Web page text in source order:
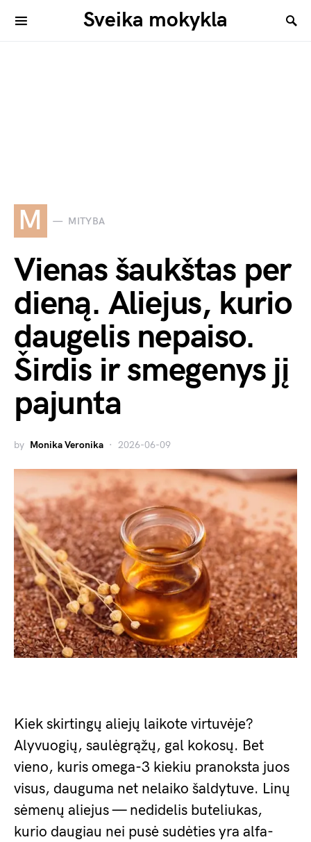
Sveika mokykla
M MITYBA
Vienas šaukštas per
dieną. Aliejus, kurio
daugelis nepaiso.
Širdis ir smegenys jį
pajunta
by Monika Veronika 2026-06-09
Kiek skirtingų aliejų laikote virtuvėje?
Alyvuogių, saulėgrąžų, gal kokosų. Bet
vieno, kuris omega-3 kiekiu pranoksta juos
visus, dauguma net nelaiko šaldytuve. Linų
sėmenų aliejus — nedidelis buteliukas,
kurio daugiau nei pusė sudėties yra alfa-